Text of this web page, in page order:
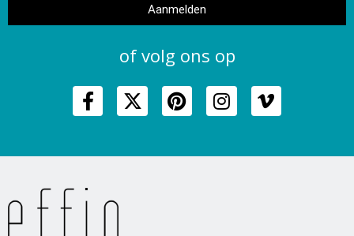
Aanmelden
of volg ons op